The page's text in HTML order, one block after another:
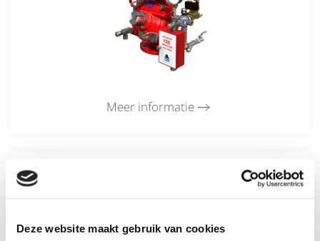
Deze website maakt gebruik van cookies
Meer informatie
FP 400E-DP dry pipe regelafsluiter